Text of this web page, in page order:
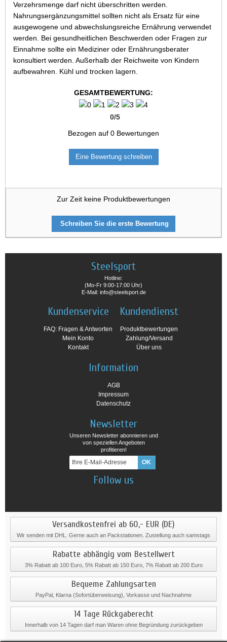
Verzehrsmenge darf nicht überschritten werden.
Nahrungsergänzungsmittel sollten nicht als Ersatz für eine
ausgewogene und abwechslungsreiche Ernährung verwendet
werden. Bei gesundheitlichen Beschwerden oder Fragen zur
Einnahme sollte ein Mediziner oder Ernährungsberater
konsultiert werden. Außerhalb der Reichweite von Kindern
aufbewahren. Kühl und trocken lagern.
GESAMTBEWERTUNG:
0/5
Bezogen auf 0 Bewertungen
Eine Bewertung schreiben
Zur Zeit keine Produktbewertungen
Schreiben Sie die erste Bewertung
Steelsport
Hotline:
(Mo-Fr 9:00-17:00 Uhr)
E-Mail: info@steelsport.de
Kundenservice
FAQ: Fragen & Antworten
Mein Konto
Kontakt
Kundendienst
Produktbewertungen
Zahlung/Versand
Über uns
Information
AGB
Impressum
Datenschutz
Newsletter
Unseren Newsletter abonnieren und
von speziellen Angeboten
profitieren!
Follow us
Versandkostenfrei ab 60,- EUR (DE)
Wir senden mit DHL. Gerne auch an Packstationen. Zustellung auch samstags
Rabatte abhängig vom Bestellwert
3% Rabatt ab 100 Euro, 5% Rabatt ab 150 Euro, 7% Rabatt ab 200 Euro
Bequeme Zahlungsarten
PayPal, Klarna (Sofortüberweisung), Vorkasse und Nachnahme
14 Tage Rückgaberecht
Innerhalb von 14 Tagen darf man Waren ohne Begründung zurückgeben